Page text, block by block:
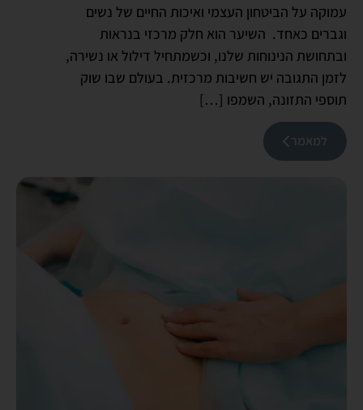
עמוקה על הביטחון העצמי ואיכות החיים של נשים
וגברים כאחד. השיער הוא חלק מרכזי בנראות
ובתחושת הנינוחות שלנו, וכשמתחיל דילול או נשירה,
לזמן התגובה יש חשיבות מרכזית. בעולם שבו שוק
תוספי התזונה, השמפו […]
למאמר